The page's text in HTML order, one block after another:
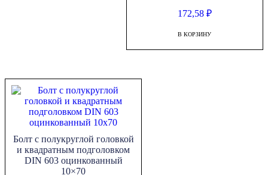
172,58 ₽
В КОРЗИНУ
Болт с полукруглой головкой
и квадратным подголовком
DIN 603 оцинкованный
10×70